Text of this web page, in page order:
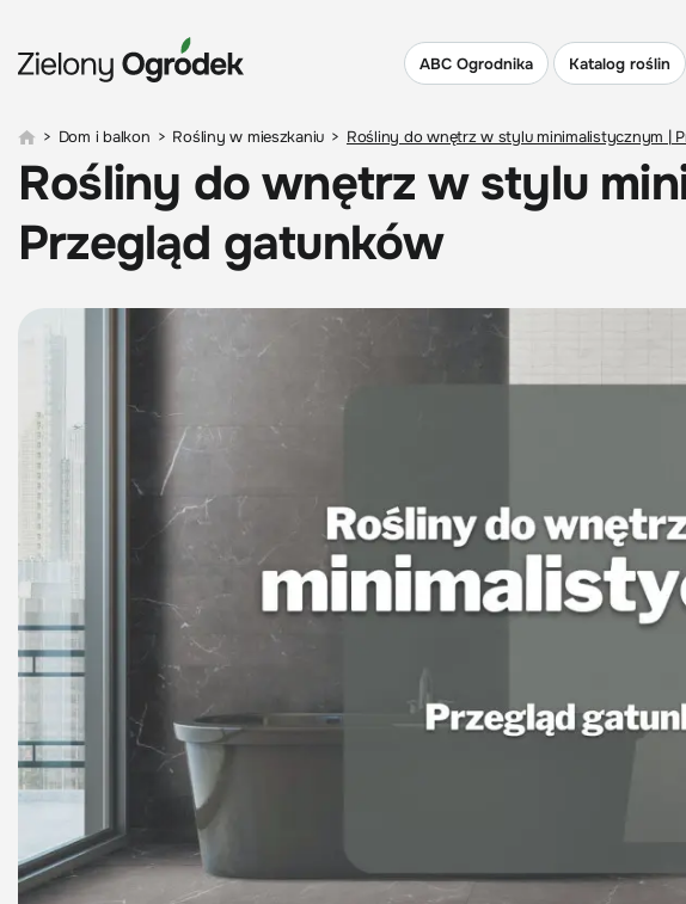
ABC Ogrodnika Katalog roślin
> Dom i balkon > Rośliny w mieszkaniu > Rośliny do wnętrz w stylu minimalistycznym |
Rośliny do wnętrz w stylu
Przegląd gatunków